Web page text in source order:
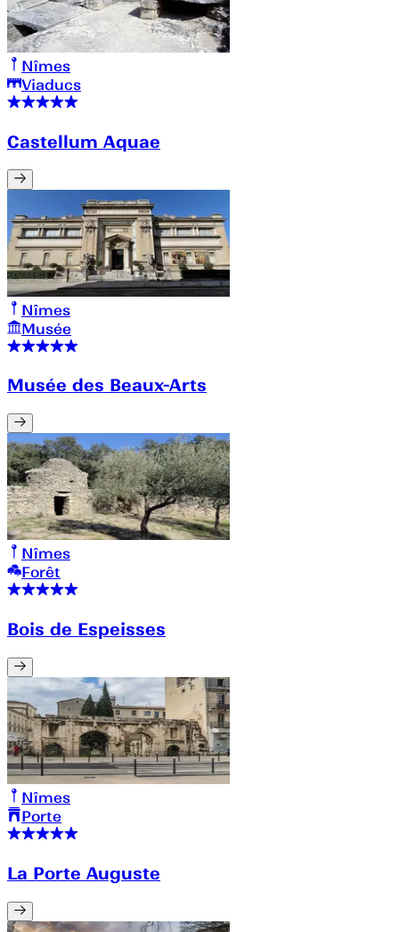
Nîmes
Viaducs
Castellum Aquae
Nîmes
Musée
Musée des Beaux-Arts
Nîmes
Forêt
Bois de Espeisses
Nîmes
Porte
La Porte Auguste